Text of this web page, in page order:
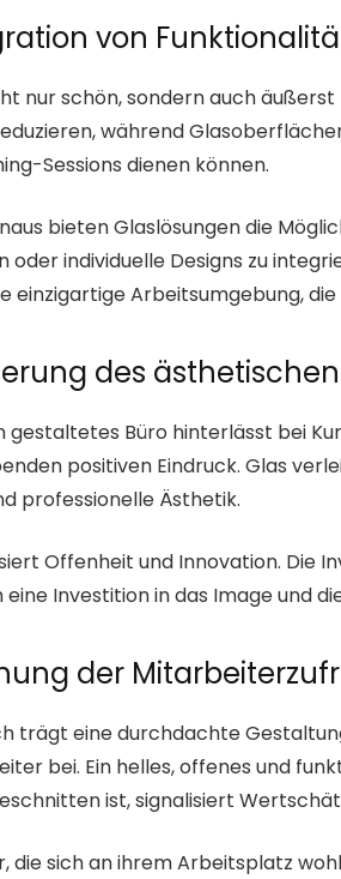
von
nur schön, sondern auch
während
Sessions dienen können.
bieten Glaslösungen die
oder individuelle Designs zu
einzigartige Arbeitsumgebung,
des
gestaltetes Büro hinterlässt bei
positiven Eindruck. Glas
professionelle Ästhetik.
Offenheit und Innovation. Die
eine Investition in das Image und
der
trägt eine durchdachte
bei. Ein helles, offenes und
ist, signalisiert
die sich an ihrem Arbeitsplatz